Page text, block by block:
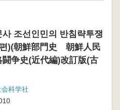
사 조선인민의 반침략투쟁
)(朝鮮部門史 朝鮮人民
闘争史(近代編)改訂版(古
会科学社